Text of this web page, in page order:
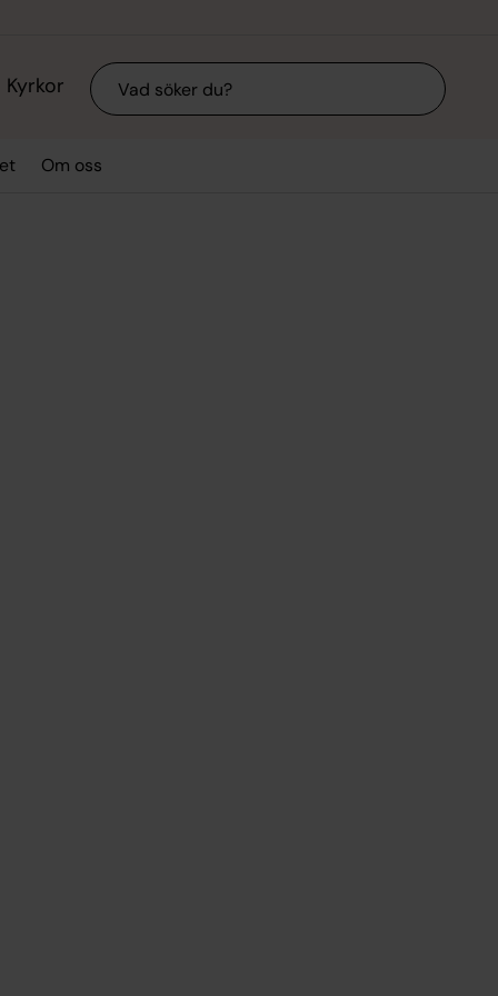
Kyrkor Sök
Om oss